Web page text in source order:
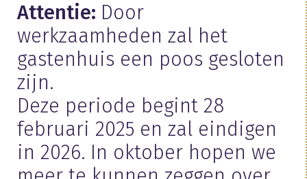
Attentie: Door
werkzaamheden zal het
gastenhuis een poos gesloten
zijn.
Deze periode begint 28
februari 2025 en zal eindigen
in 2026. In oktober hopen we